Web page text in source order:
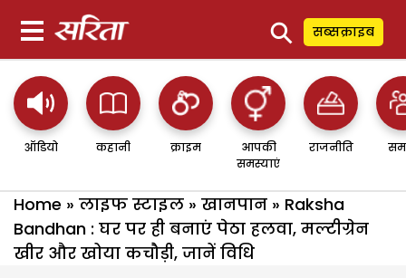
⚲ सब्सक्राइब
ऑडियो कहानी क्राइम
आपकी
समस्याएं
राजनीति
Home » लाइफ स्टाइल » खानपान » Raksha
Bandhan : घर पर ही बनाएं पेठा हलवा, मल्टीग्रेन
खीर और खोया कचौड़ी, जानें विधि